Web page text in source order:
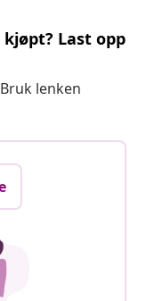
Last opp
lenken